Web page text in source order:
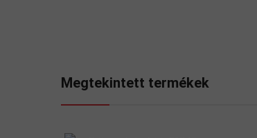
Megtekintett termékek